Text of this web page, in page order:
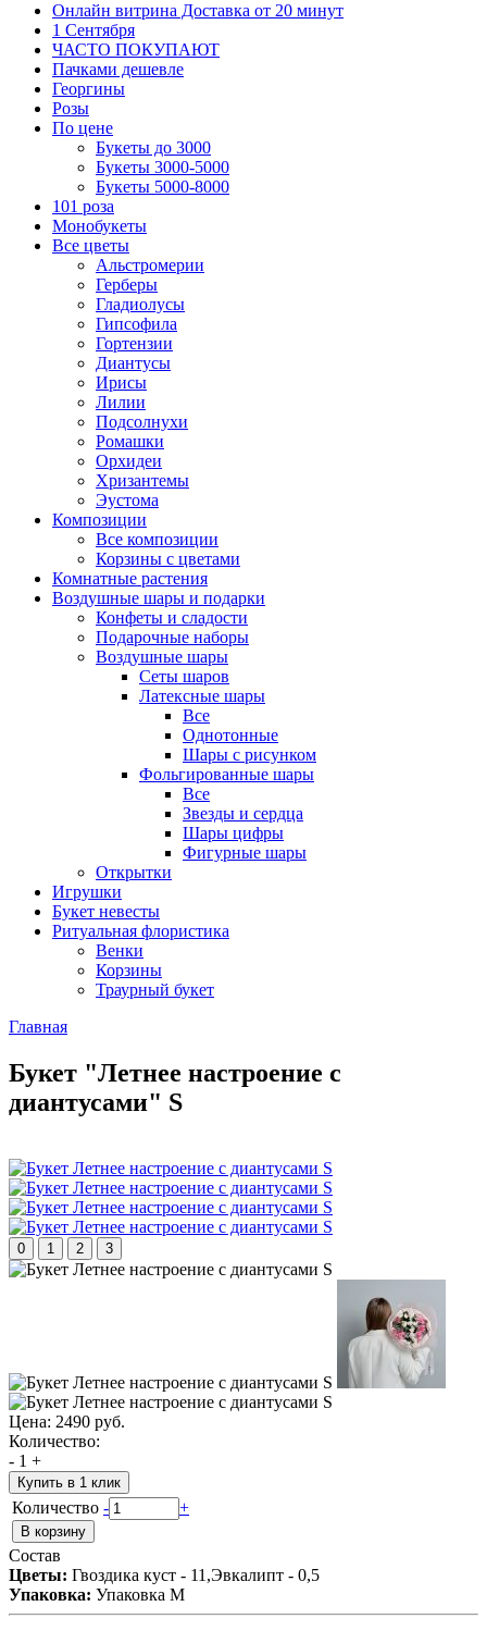
Онлайн витрина Доставка от 20 минут
1 Сентября
ЧАСТО ПОКУПАЮТ
Пачками дешевле
Георгины
Розы
По цене
Букеты до 3000
Букеты 3000-5000
Букеты 5000-8000
101 роза
Монобукеты
Все цветы
Альстромерии
Герберы
Гладиолусы
Гипсофила
Гортензии
Диантусы
Ирисы
Лилии
Подсолнухи
Ромашки
Орхидеи
Хризантемы
Эустома
Композиции
Все композиции
Корзины с цветами
Комнатные растения
Воздушные шары и подарки
Конфеты и сладости
Подарочные наборы
Воздушные шары
Сеты шаров
Латексные шары
Все
Однотонные
Шары с рисунком
Фольгированные шары
Все
Звезды и сердца
Шары цифры
Фигурные шары
Открытки
Игрушки
Букет невесты
Ритуальная флористика
Венки
Корзины
Траурный букет
Главная
Букет "Летнее настроение с
диантусами" S
0 1 2 3
Цена: 2490 руб.
Количество:
- 1 +
Купить в 1 клик
Количество - +
Состав
Цветы: Гвоздика куст - 11,Эвкалипт - 0,5
Упаковка: Упаковка М